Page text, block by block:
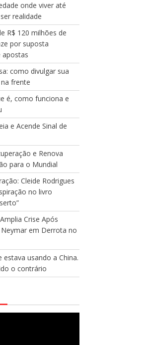
onde viver até
realidade
R$ 120 milhões de
por suposta
apostas
como divulgar sua
frente
é, como funciona e
e Acende Sinal de
e Renova
para o Mundial
Cleide Rodrigues
no livro
Crise Após
em Derrota no
usando a China.
o contrário